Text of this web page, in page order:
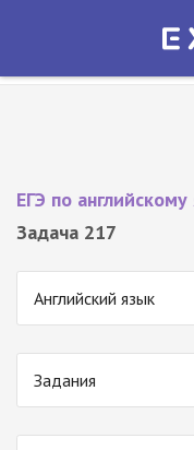
Экзамер —
ЕГЭ по
Задача 217
Английский язык
Задания